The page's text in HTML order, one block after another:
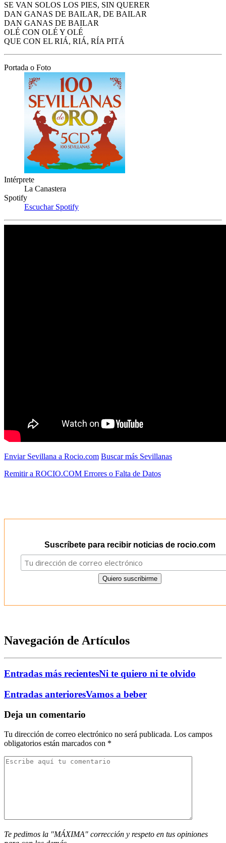
SE VAN SOLOS LOS PIES, SIN QUERER
DAN GANAS DE BAILAR, DE BAILAR
DAN GANAS DE BAILAR
OLÉ CON OLÉ Y OLÉ
QUE CON EL RIÁ, RIÁ, RÍA PITÁ
Portada o Foto
Intérprete
La Canastera
Spotify
Escuchar Spotify
Enviar Sevillana a Rocio.com Buscar más Sevillanas
Remitir a ROCIO.COM Errores o Falta de Datos
Suscríbete para recibir noticias de rocio.com
Navegación de Artículos
Entradas más recientesNi te quiero ni te olvido
Entradas anterioresVamos a beber
Deja un comentario
Tu dirección de correo electrónico no será publicada. Los campos
obligatorios están marcados con *
Te pedimos la "MÁXIMA" corrección y respeto en tus opiniones